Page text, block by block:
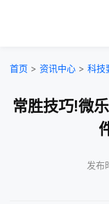
首页 > 资讯中心 > 科技
常胜技巧!微
发布